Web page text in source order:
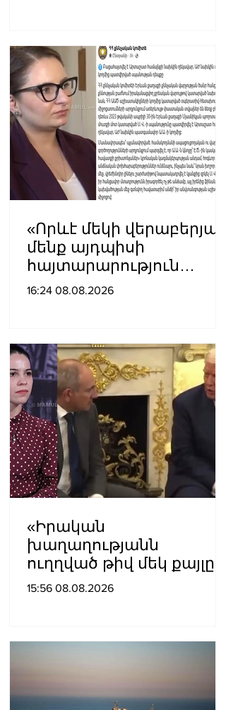
«Որևէ մեկի վերաբերյալ
մենք այդպիսի
հայտարարություն
չպետք է ունենանք»․
16:24 08.08.2026
«Իրական
խաղաղությանն
ուղղված թիվ մեկ քայլը
պետք է լիներ մեր բոլոր
15:56 08.08.2026